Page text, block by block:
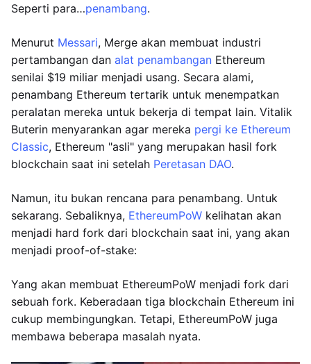
Seperti para…penambang.
Menurut Messari, Merge akan membuat industri
pertambangan dan alat penambangan Ethereum
senilai $19 miliar menjadi usang. Secara alami,
penambang Ethereum tertarik untuk menempatkan
peralatan mereka untuk bekerja di tempat lain. Vitalik
Buterin menyarankan agar mereka pergi ke Ethereum
Classic, Ethereum "asli" yang merupakan hasil fork
blockchain saat ini setelah Peretasan DAO.
Namun, itu bukan rencana para penambang. Untuk
sekarang. Sebaliknya, EthereumPoW kelihatan akan
menjadi hard fork dari blockchain saat ini, yang akan
menjadi proof-of-stake:
Yang akan membuat EthereumPoW menjadi fork dari
sebuah fork. Keberadaan tiga blockchain Ethereum ini
cukup membingungkan. Tetapi, EthereumPoW juga
membawa beberapa masalah nyata.